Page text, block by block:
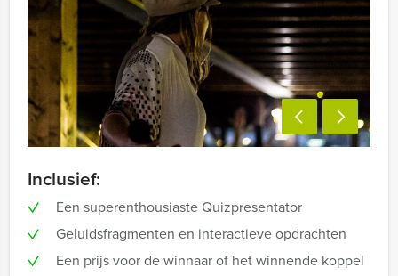
Inclusief:
Een superenthousiaste Quizpresentator
Geluidsfragmenten en interactieve opdrachten
Een prijs voor de winnaar of het winnende koppel